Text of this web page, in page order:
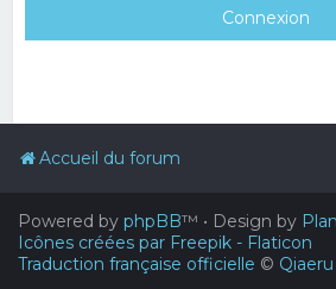
Accueil du forum
Powered by phpBB™ • Design by
Icônes créées par Freepik - Flaticon
Traduction française officielle © Qiaeru